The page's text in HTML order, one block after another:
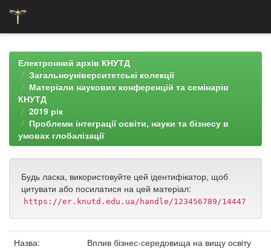
navigationЕлектронний архів КНУТД
Загальноуніверситетські колекції
Матеріали наукових конференцій та семінарів
КНУТД
2019 рік
Проблеми інтеграції освіти, науки та бізнесу в
умовах глобалізації
Будь ласка, використовуйте цей ідентифікатор, щоб
цитувати або посилатися на цей матеріал:
https://er.knutd.edu.ua/handle/123456789/14447
Назва:
Вплив бізнес-середовища на вищу освіту